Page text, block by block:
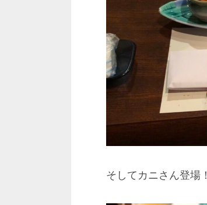
そしてカニさん登場！